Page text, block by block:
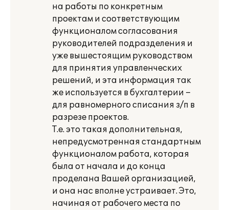
на работы по конкретным
проектам и соответствующим
функционалом согласования
руководителей подразделения и
уже вышестоящим руководством
для принятия управленческих
решений, и эта информация так
же используется в бухгалтерии –
для равномерного списания з/п в
разрезе проектов.
Т.е. это такая дополнительная,
непредусмотренная стандартным
функционалом работа, которая
была от начала и до конца
проделана Вашей организацией,
и она нас вполне устраивает. Это,
начиная от рабочего места по